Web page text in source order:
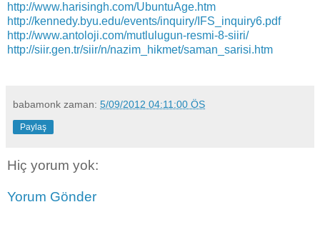
http://www.harisingh.com/UbuntuAge.htm
http://kennedy.byu.edu/events/inquiry/IFS_inquiry6.pdf
http://www.antoloji.com/mutlulugun-resmi-8-siiri/
http://siir.gen.tr/siir/n/nazim_hikmet/saman_sarisi.htm
babamonk zaman: 5/09/2012 04:11:00 ÖS
Paylaş
Hiç yorum yok:
Yorum Gönder